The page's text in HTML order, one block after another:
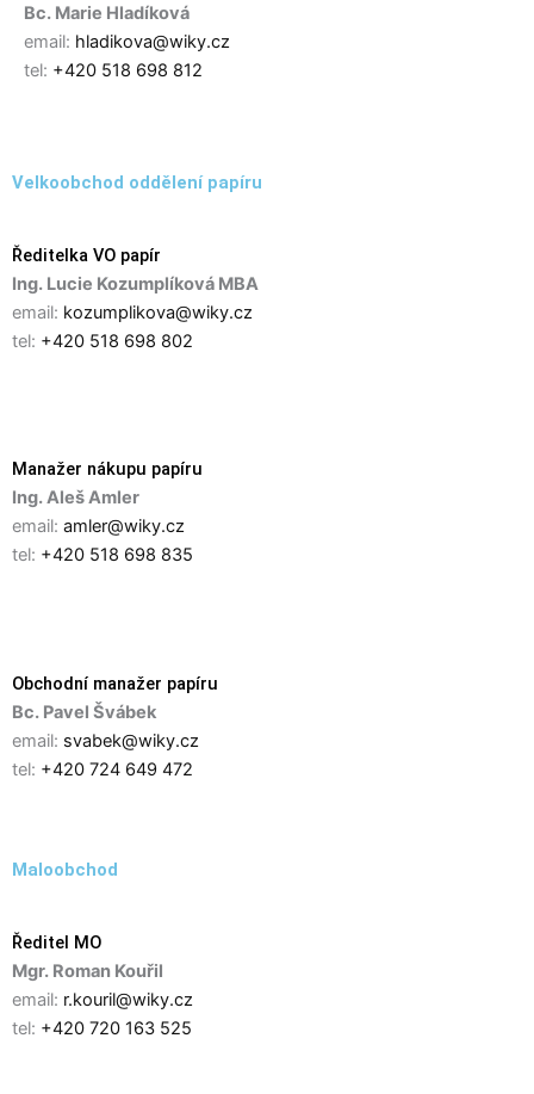
Bc. Marie Hladíková
email: hladikova@wiky.cz
tel: +420 518 698 812
Velkoobchod oddělení papíru
Ředitelka VO papír
Ing. Lucie Kozumplíková MBA
email: kozumplikova@wiky.cz
tel: +420 518 698 802
Manažer nákupu papíru
Ing. Aleš Amler
email: amler@wiky.cz
tel: +420 518 698 835
Obchodní manažer papíru
Bc. Pavel Švábek
email: svabek@wiky.cz
tel: +420 724 649 472
Maloobchod
Ředitel MO
Mgr. Roman Kouřil
email: r.kouril@wiky.cz
tel: +420 720 163 525